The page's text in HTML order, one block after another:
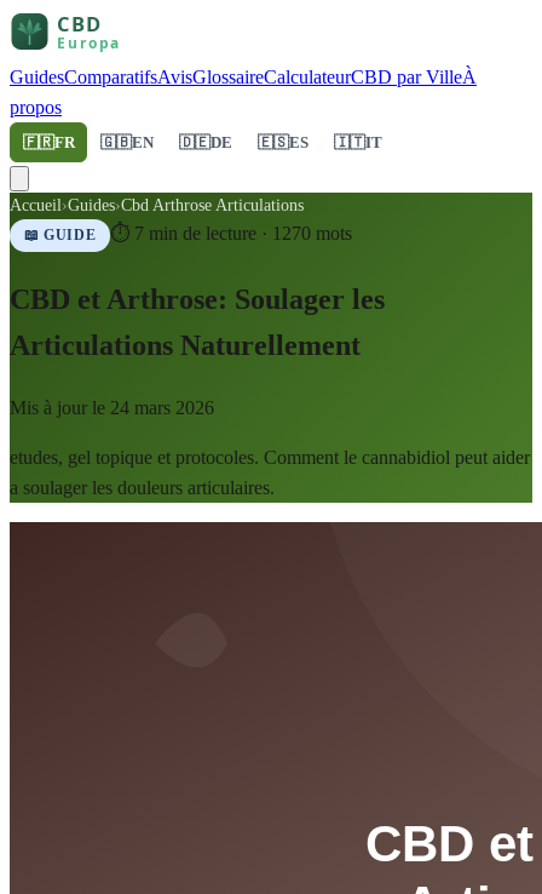
GuidesComparatifsAvisGlossaireCalculateurCBD par VilleÀ
propos
🇫🇷FR 🇬🇧EN 🇩🇪DE 🇪🇸ES 🇮🇹IT
Accueil›Guides›Cbd Arthrose Articulations
📖 GUIDE ⏱ 7 min de lecture · 1270 mots
CBD et Arthrose: Soulager les
Articulations Naturellement
Mis à jour le 24 mars 2026
etudes, gel topique et protocoles. Comment le cannabidiol peut aider
a soulager les douleurs articulaires.